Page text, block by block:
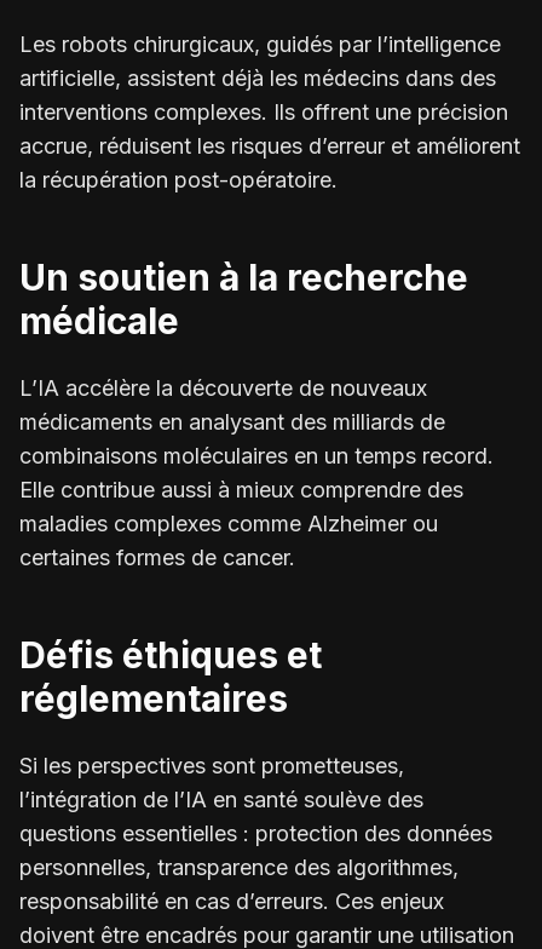
Les robots chirurgicaux, guidés par l’intelligence
artificielle, assistent déjà les médecins dans des
interventions complexes. Ils offrent une précision
accrue, réduisent les risques d’erreur et améliorent
la récupération post-opératoire.
Un soutien à la recherche
médicale
L’IA accélère la découverte de nouveaux
médicaments en analysant des milliards de
combinaisons moléculaires en un temps record.
Elle contribue aussi à mieux comprendre des
maladies complexes comme Alzheimer ou
certaines formes de cancer.
Défis éthiques et
réglementaires
Si les perspectives sont prometteuses,
l’intégration de l’IA en santé soulève des
questions essentielles : protection des données
personnelles, transparence des algorithmes,
responsabilité en cas d’erreurs. Ces enjeux
doivent être encadrés pour garantir une utilisation